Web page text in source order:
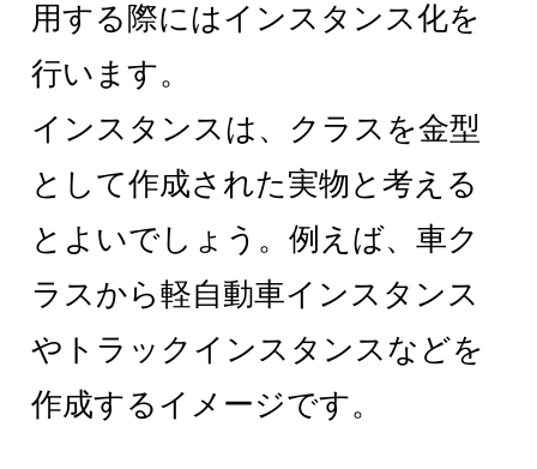
用する際にはインスタンス化を
行います。
インスタンスは、クラスを金型
として作成された実物と考える
とよいでしょう。例えば、車ク
ラスから軽自動車インスタンス
やトラックインスタンスなどを
作成するイメージです。